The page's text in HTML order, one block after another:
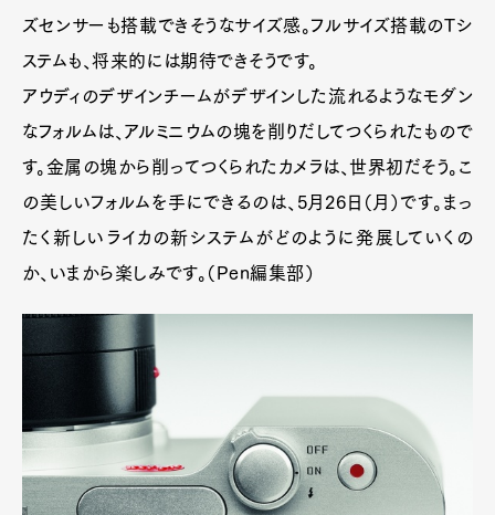
ズセンサーも搭載できそうなサイズ感。フルサイズ搭載のTシ
ステムも、将来的には期待できそうです。
アウディのデザインチームがデザインした流れるようなモダン
なフォルムは、アルミニウムの塊を削りだしてつくられたもので
す。金属の塊から削ってつくられたカメラは、世界初だそう。こ
の美しいフォルムを手にできるのは、5月26日（月）です。まっ
たく新しいライカの新システムがどのように発展していくの
か、いまから楽しみです。（Pen編集部）